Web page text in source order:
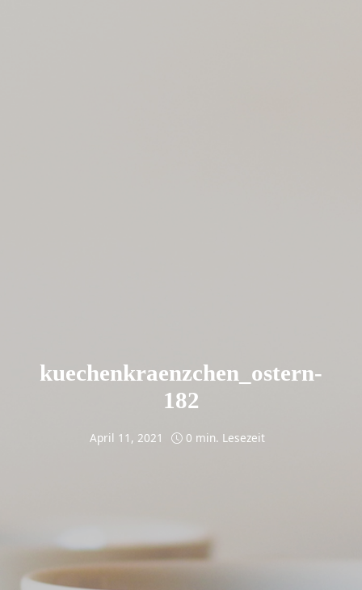
kuechenkraenzchen_ostern-
182
April 11, 2021 0 min. Lesezeit